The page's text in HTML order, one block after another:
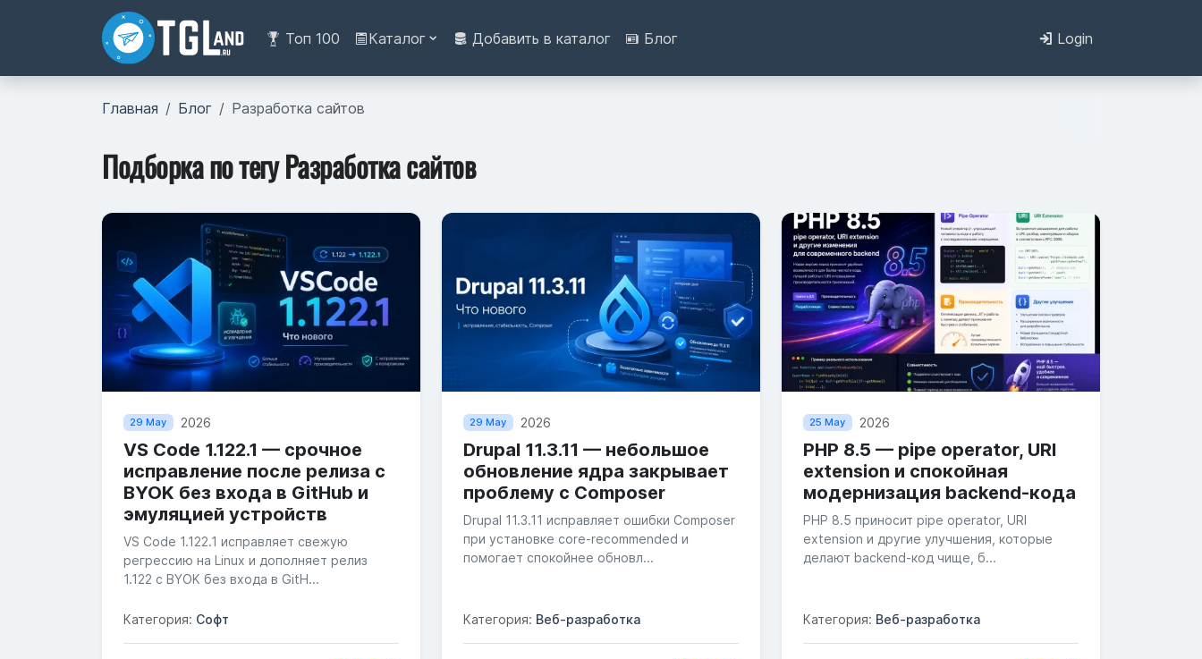
Топ 100 Каталог Добавить в каталог Блог Login
Главная Блог Разработка сайтов
Подборка по тегу Разработка сайтов
29 May 2026
VS Code 1.122.1 — срочное
исправление после релиза с
BYOK без входа в GitHub и
эмуляцией устройств
VS Code 1.122.1 исправляет свежую
регрессию на Linux и дополняет релиз
1.122 с BYOK без входа в GitH...
Категория: Софт
29 May 2026
Drupal 11.3.11 — небольшое
обновление ядра закрывает
проблему с Composer
Drupal 11.3.11 исправляет ошибки Composer
при установке core-recommended и
помогает спокойнее обновл...
Категория: Веб-разработка
25 May 2026
PHP 8.5 — pipe operator, URI
extension и спокойная
модернизация backend-кода
PHP 8.5 приносит pipe operator, URI
extension и другие улучшения, которые
делают backend-код чище, б...
Категория: Веб-разработка